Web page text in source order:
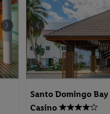
Santo Domingo
Casino